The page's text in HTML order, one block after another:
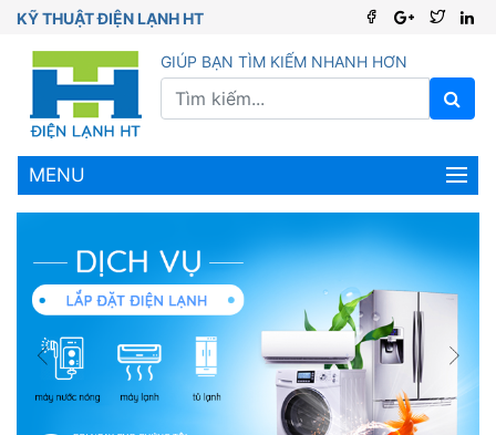
KỸ THUẬT ĐIỆN LẠNH HT
GIÚP BẠN TÌM KIẾM NHANH HƠN
MENU